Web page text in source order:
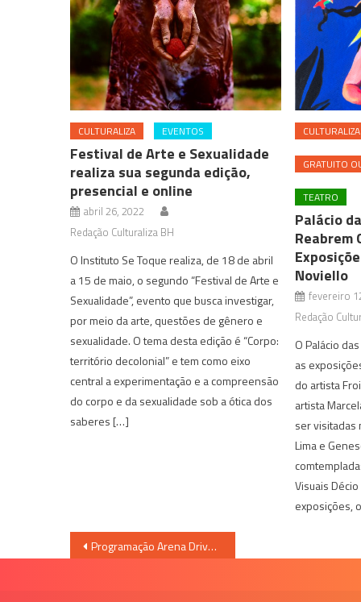
CULTURALIZA EVENTOS
Festival de Arte e Sexualidade
realiza sua segunda edição,
presencial e online
abril 26, 2022
Redação Culturaliza BH
O Instituto Se Toque realiza, de 18 de abril
a 15 de maio, o segundo “Festival de Arte e
Sexualidade”, evento que busca investigar,
por meio da arte, questões de gênero e
sexualidade. O tema desta edição é “Corpo:
território decolonial” e tem como eixo
central a experimentação e a compreensão
do corpo e da sexualidade sob a ótica dos
saberes […]
CULTURALIZA
GRATUITO
TEATRO
Palácio
Reabrem
Noviello
fevereiro
Redação
O Palácio
as
do artista
artista
ser visitadas
Lima e
Visuais
exposições,
Navegação
Programação Arena Drive-in Go Dream